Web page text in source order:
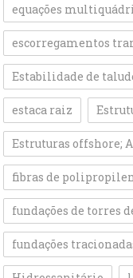
equações
escorregamentos
Estabilidade de
estaca raiz
Estruturas offshore;
fibras de
fundações de torres
fundações